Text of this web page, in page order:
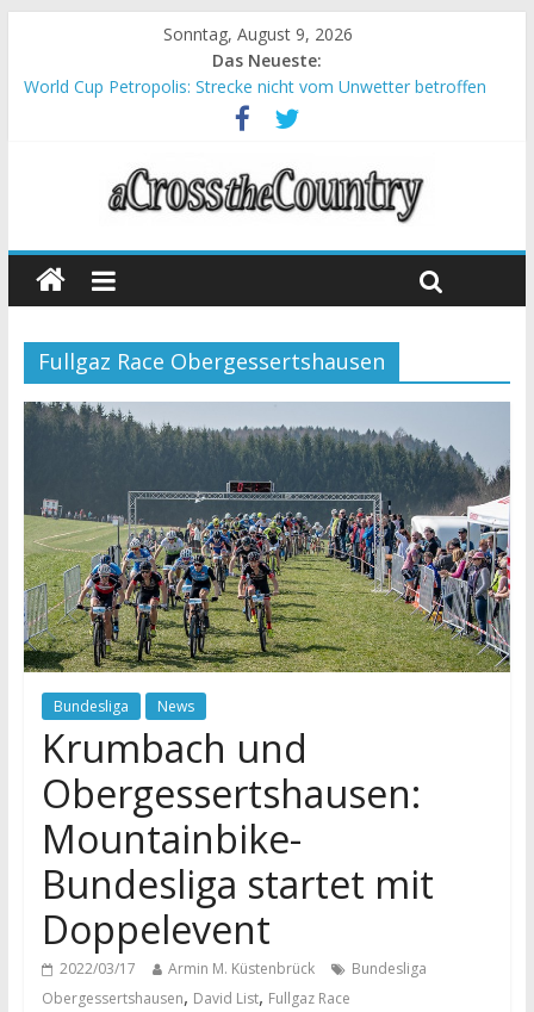
Sonntag, August 9, 2026
Das Neueste:
World Cup Petropolis: Strecke nicht vom Unwetter betroffen
Krumbach und Obergessertshausen: Mountainbike-Bundesliga
Supercup Massi Banyoles: Siege für Carod und Richards
Halbzeit beim Andalucia Bike Race: Weltmeister Seewald führt
Chelva: Schweizer Doppelsieg beim ersten XCO-Rennen der
Fullgaz Race Obergessertshausen
Bundesliga News
Krumbach und
Obergessertshausen:
Mountainbike-
Bundesliga startet mit
Doppelevent
2022/03/17 Armin M. Küstenbrück
Bundesliga
Obergessertshausen, David List, Fullgaz Race